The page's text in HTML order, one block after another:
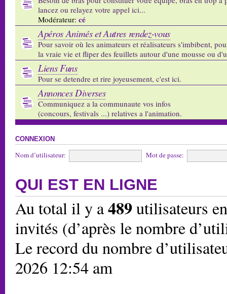
lancez ou relayez votre appel ici...
Modérateur: cé
Apéros Animés et Autres rendez-vous
Pour savoir où les animateurs et réalisateurs s'imbibent,
la vraie vie et fliper des feuillets autour d'une mousse ou
Liens Funs
Pour se detendre et rire joyeusement, c'est ici.
Annonces Diverses
Communiquez a la communaute vos infos
(concours, festivals ...) relatives a l'animation.
CONNEXION
Nom d’utilisateur: Mot de passe:
QUI EST EN LIGNE
Au total il y a489utilisateurs
invités (d’après le nombre
Le record du nombre
2026 12:54 am